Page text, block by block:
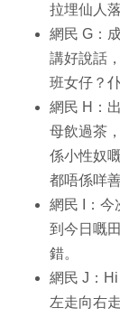
拉埋仙人落
網民 G：
講好說話
班女仔？
網民 H：
母飲過茶
係小性奴
都唔係咩
網民 I：今
到今日嘅
錯。
網民 J：
左走向右